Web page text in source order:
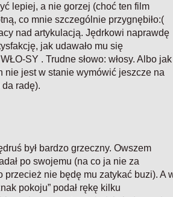
lepiej, a nie gorzej (choć ten film
co mnie szczególnie przygnębiło:(
nad artykulacją. Jędrkowi naprawdę
jak udawało mu się
SY . Trudne słowo: włosy. Albo
nie jest w stanie wymówić jeszcze na
radę).
był bardzo grzeczny. Owszem
po swojemu (na co ja nie za
przecież nie będę mu zatykać buzi). A
pokoju” podał rękę kilku